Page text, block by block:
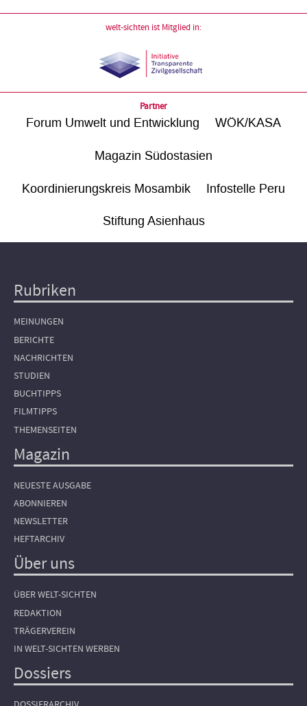
welt-sichten ist Mitglied in:
Partner
Forum Umwelt und Entwicklung WÖK/KASA
Magazin Südostasien
Koordinierungskreis Mosambik Infostelle Peru
Stiftung Asienhaus
Hauptnavigation
Rubriken
MEINUNGEN
BERICHTE
NACHRICHTEN
STUDIEN
BUCHTIPPS
FILMTIPPS
THEMENSEITEN
Magazin
NEUESTE AUSGABE
ABONNIEREN
NEWSLETTER
HEFTARCHIV
Über uns
ÜBER WELT-SICHTEN
REDAKTION
TRÄGERVEREIN
IN WELT-SICHTEN WERBEN
Dossiers